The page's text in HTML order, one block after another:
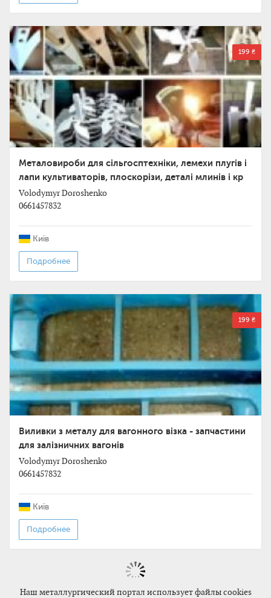
199 ₴
Металовироби для сільгосптехніки, лемехи плугів і
лапи культиваторів, плоскорізи, деталі млинів і кр
Volodymyr Doroshenko
0661457832
Київ
Подробнее
199 ₴
Виливки з металу для вагонного візка - запчастини
для залізничних вагонів
Volodymyr Doroshenko
0661457832
Київ
Подробнее
Наш металлургический портал использует файлы cookies